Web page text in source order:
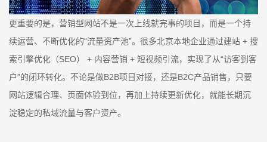
更重要的是，营销型网站不是一次上线就完事的项目，而是一个持
续运营、不断优化的“流量资产池”。很多北京本地企业通过建站 + 搜
索引擎优化（SEO） + 内容营销 + 短视频引流，实现了从“访客到客
户”的闭环转化。不论是做B2B项目对接，还是B2C产品销售，只要
网站逻辑合理、页面体验到位，再加上持续更新优化，就能长期沉
淀稳定的私域流量与客户资产。